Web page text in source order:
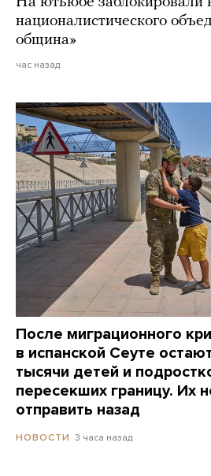
националистического
община»
час назад
После миграционного
в испанской Сеуте
тысячи детей и
пересекших границу. Их
отправить назад
НОВОСТИ 3 часа назад